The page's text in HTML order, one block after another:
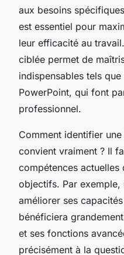
aux besoins
est essentiel pour
leur efficacité au
ciblée permet de
indispensables tels
PowerPoint, qui font
professionnel.
Comment identifier
convient vraiment ? Il
compétences actuelles
objectifs. Par exemple,
améliorer ses
bénéficiera
et ses fonctions
précisément à la